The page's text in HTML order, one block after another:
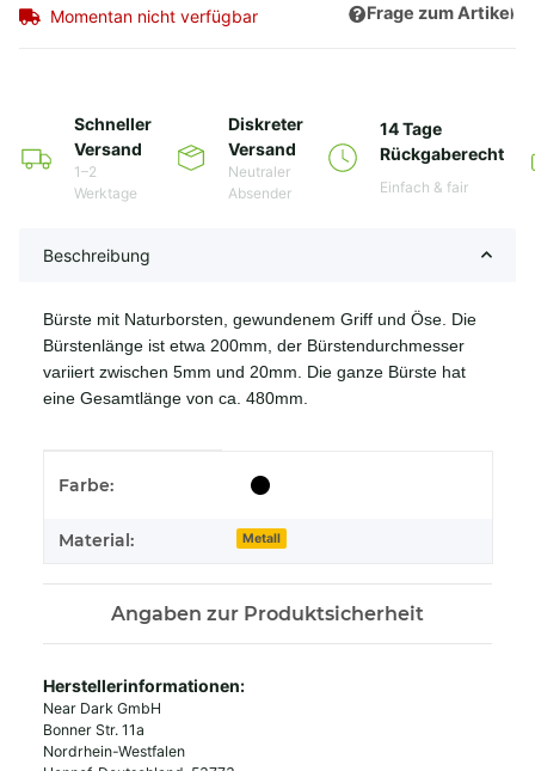
Momentan nicht verfügbar Frage zum Artikel
Schneller
Versand
1–2
Werktage
Diskreter
Versand
Neutraler
Absender
14 Tage
Rückgaberecht
Einfach & fair
Beschreibung
Bürste mit Naturborsten, gewundenem Griff und Öse. Die
Bürstenlänge ist etwa 200mm, der Bürstendurchmesser
variiert zwischen 5mm und 20mm. Die ganze Bürste hat
eine Gesamtlänge von ca. 480mm.
Farbe:
Material: Metall
Angaben zur Produktsicherheit
Herstellerinformationen:
Near Dark GmbH
Bonner Str. 11a
Nordrhein-Westfalen